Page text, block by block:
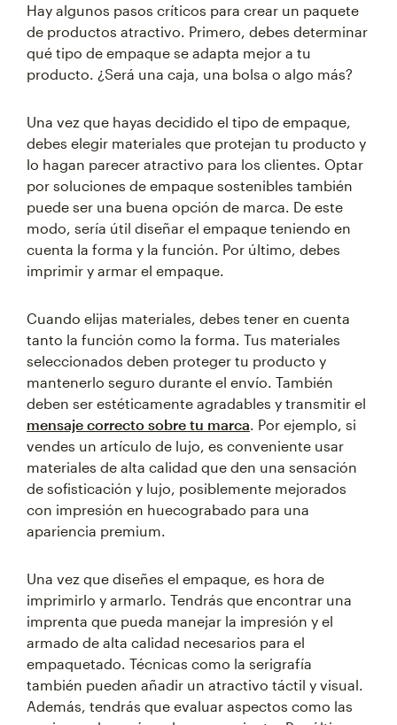
Hay algunos pasos críticos para crear un paquete
de productos atractivo. Primero, debes determinar
qué tipo de empaque se adapta mejor a tu
producto. ¿Será una caja, una bolsa o algo más?
Una vez que hayas decidido el tipo de empaque,
debes elegir materiales que protejan tu producto y
lo hagan parecer atractivo para los clientes. Optar
por soluciones de empaque sostenibles también
puede ser una buena opción de marca. De este
modo, sería útil diseñar el empaque teniendo en
cuenta la forma y la función. Por último, debes
imprimir y armar el empaque.
Cuando elijas materiales, debes tener en cuenta
tanto la función como la forma. Tus materiales
seleccionados deben proteger tu producto y
mantenerlo seguro durante el envío. También
deben ser estéticamente agradables y transmitir el
mensaje correcto sobre tu marca. Por ejemplo, si
vendes un artículo de lujo, es conveniente usar
materiales de alta calidad que den una sensación
de sofisticación y lujo, posiblemente mejorados
con impresión en huecograbado para una
apariencia premium.
Una vez que diseñes el empaque, es hora de
imprimirlo y armarlo. Tendrás que encontrar una
imprenta que pueda manejar la impresión y el
armado de alta calidad necesarios para el
empaquetado. Técnicas como la serigrafía
también pueden añadir un atractivo táctil y visual.
Además, tendrás que evaluar aspectos como las